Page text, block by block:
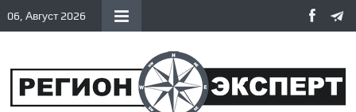
06, Август 2026